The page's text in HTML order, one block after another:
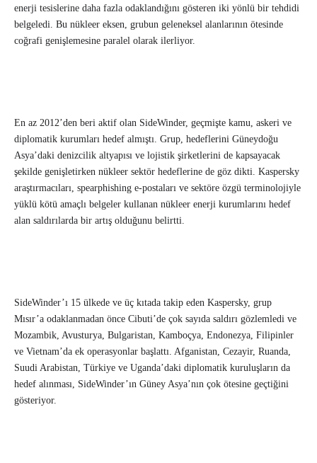
enerji tesislerine daha fazla odaklandığını gösteren iki yönlü bir tehdidi
belgeledi. Bu nükleer eksen, grubun geleneksel alanlarının ötesinde
coğrafi genişlemesine paralel olarak ilerliyor.
En az 2012’den beri aktif olan SideWinder, geçmişte kamu, askeri ve
diplomatik kurumları hedef almıştı. Grup, hedeflerini Güneydoğu
Asya’daki denizcilik altyapısı ve lojistik şirketlerini de kapsayacak
şekilde genişletirken nükleer sektör hedeflerine de göz dikti. Kaspersky
araştırmacıları, spearphishing e-postaları ve sektöre özgü terminolojiyle
yüklü kötü amaçlı belgeler kullanan nükleer enerji kurumlarını hedef
alan saldırılarda bir artış olduğunu belirtti.
SideWinder’ı 15 ülkede ve üç kıtada takip eden Kaspersky, grup
Mısır’a odaklanmadan önce Cibuti’de çok sayıda saldırı gözlemledi ve
Mozambik, Avusturya, Bulgaristan, Kamboçya, Endonezya, Filipinler
ve Vietnam’da ek operasyonlar başlattı. Afganistan, Cezayir, Ruanda,
Suudi Arabistan, Türkiye ve Uganda’daki diplomatik kuruluşların da
hedef alınması, SideWinder’ın Güney Asya’nın çok ötesine geçtiğini
gösteriyor.